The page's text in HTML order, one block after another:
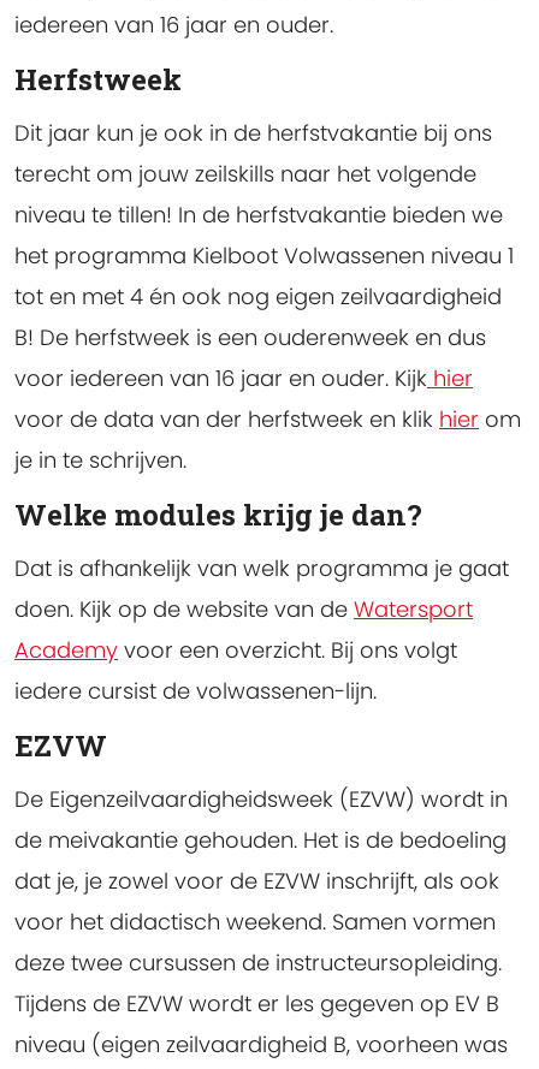
iedereen van 16 jaar en ouder.
Herfstweek
Dit jaar kun je ook in de herfstvakantie bij ons
terecht om jouw zeilskills naar het volgende
niveau te tillen! In de herfstvakantie bieden we
het programma Kielboot Volwassenen niveau 1
tot en met 4 én ook nog eigen zeilvaardigheid
B! De herfstweek is een ouderenweek en dus
voor iedereen van 16 jaar en ouder. Kijk hier
voor de data van der herfstweek en klik hier om
je in te schrijven.
Welke modules krijg je dan?
Dat is afhankelijk van welk programma je gaat
doen. Kijk op de website van de Watersport
Academy voor een overzicht. Bij ons volgt
iedere cursist de volwassenen-lijn.
EZVW
De Eigenzeilvaardigheidsweek (EZVW) wordt in
de meivakantie gehouden. Het is de bedoeling
dat je, je zowel voor de EZVW inschrijft, als ook
voor het didactisch weekend. Samen vormen
deze twee cursussen de instructeursopleiding.
Tijdens de EZVW wordt er les gegeven op EV B
niveau (eigen zeilvaardigheid B, voorheen was